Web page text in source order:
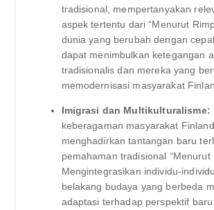
tradisional, mempertanyakan
aspek tertentu dari “Menurut
dunia yang berubah dengan
dapat menimbulkan ketegangan
tradisionalis dan mereka yang
memodernisasi masyarakat
Imigrasi dan Multikulturalisme:
keberagaman masyarakat
menghadirkan tantangan baru
pemahaman tradisional “Menurut
Mengintegrasikan individu-
belakang budaya yang berbeda
adaptasi terhadap perspektif